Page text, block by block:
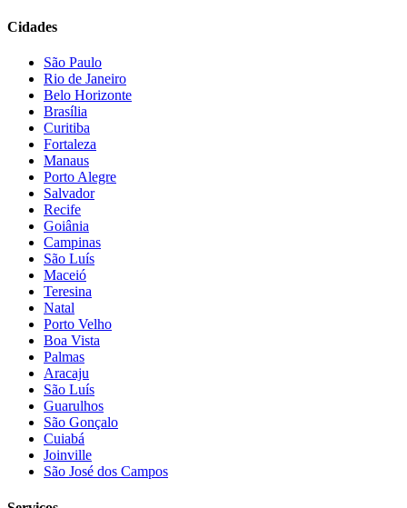
Cidades
São Paulo
Rio de Janeiro
Belo Horizonte
Brasília
Curitiba
Fortaleza
Manaus
Porto Alegre
Salvador
Recife
Goiânia
Campinas
São Luís
Maceió
Teresina
Natal
Porto Velho
Boa Vista
Palmas
Aracaju
São Luís
Guarulhos
São Gonçalo
Cuiabá
Joinville
São José dos Campos